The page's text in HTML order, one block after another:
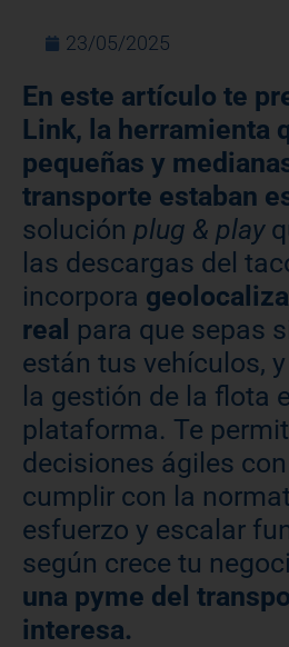
23/05/2025
En este artículo te
Link, la herramienta
pequeñas y
transporte estaban
solución plug & play
las descargas del
incorpora
real para que sepas
están tus vehículos,
la gestión de la flota
plataforma. Te
decisiones ágiles
cumplir con la
esfuerzo y escalar
según crece tu
una pyme del
interesa.